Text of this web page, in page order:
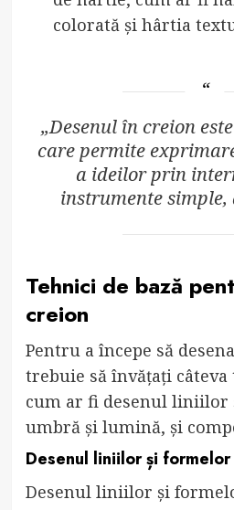
colorată și hârtia
„Desenul în creion
care permite
a ideilor prin
instrumente simple,
Tehnici de bază
creion
Pentru a începe să
trebuie să învățați câteva
cum ar fi desenul liniilor
umbră și lumină, și
Desenul liniilor și formelor
Desenul liniilor și